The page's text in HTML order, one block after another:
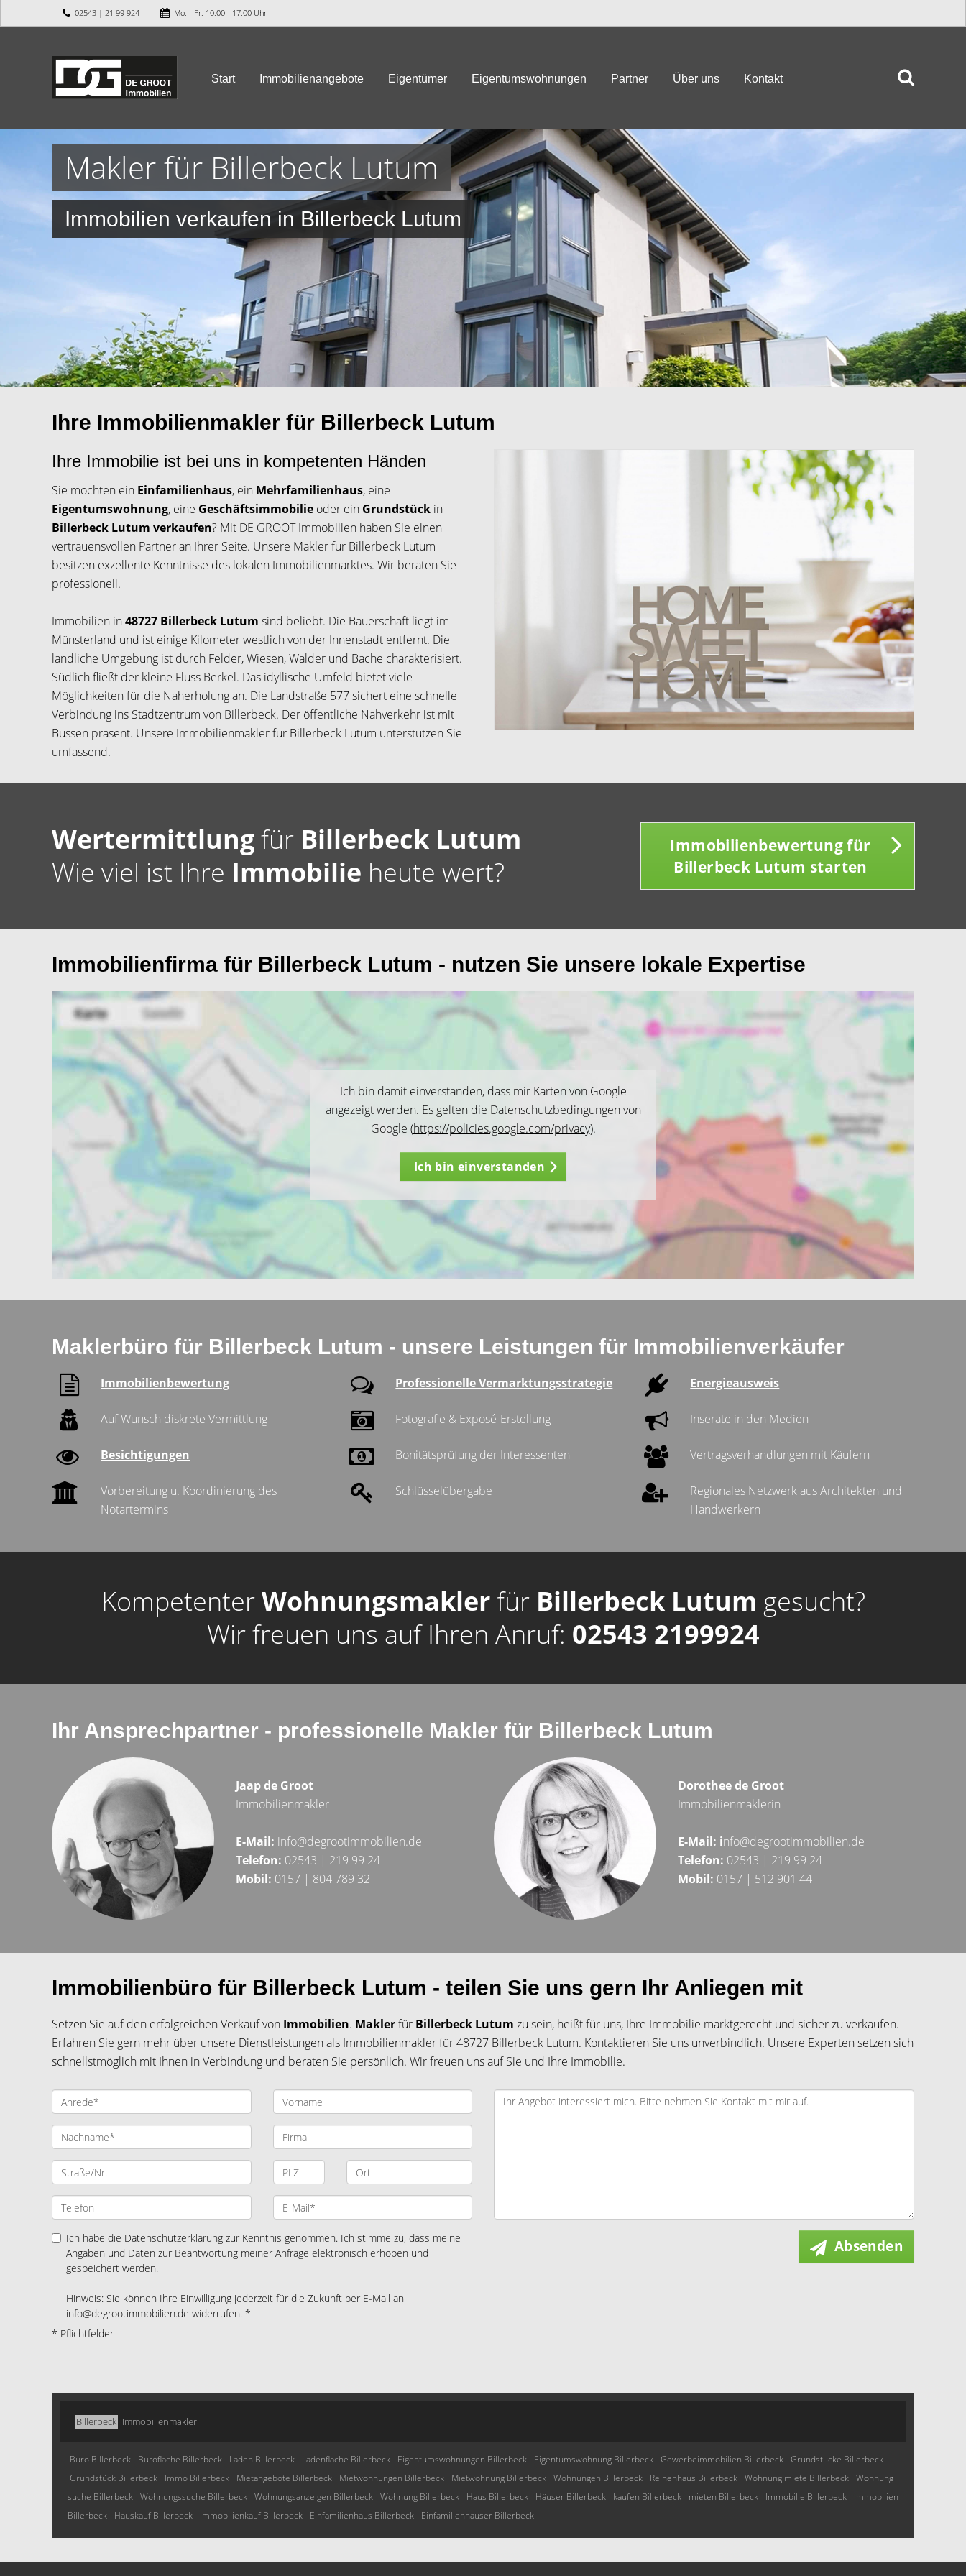
02543 | 21 99 924 Mo. - Fr. 10.00 - 17.00 Uhr
Start Immobilienangebote Eigentümer Eigentumswohnungen Partner Über uns Kontakt
Makler für Billerbeck Lutum
Immobilien verkaufen in Billerbeck Lutum
Ihre Immobilienmakler für Billerbeck Lutum
Ihre Immobilie ist bei uns in kompetenten Händen
Sie möchten ein Einfamilienhaus, ein Mehrfamilienhaus, eine
Eigentumswohnung, eine Geschäftsimmobilie oder ein Grundstück in
Billerbeck Lutum verkaufen? Mit DE GROOT Immobilien haben Sie einen
vertrauensvollen Partner an Ihrer Seite. Unsere Makler für Billerbeck Lutum
besitzen exzellente Kenntnisse des lokalen Immobilienmarktes. Wir beraten Sie
professionell.
Immobilien in48727 Billerbeck Lutum sind beliebt. Die Bauerschaft liegt im
Münsterland und ist einige Kilometer westlich von der Innenstadt entfernt. Die
ländliche Umgebung ist durch Felder, Wiesen, Wälder und Bäche charakterisiert.
Südlich fließt der kleine Fluss Berkel. Das idyllische Umfeld bietet viele
Möglichkeiten für die Naherholung an. Die Landstraße 577 sichert eine schnelle
Verbindung ins Stadtzentrum von Billerbeck. Der öffentliche Nahverkehr ist mit
Bussen präsent. Unsere Immobilienmakler für Billerbeck Lutum unterstützen Sie
umfassend.
Wertermittlungfür Billerbeck Lutum
Wie viel ist Ihre Immobilie heute wert?
Immobilienbewertung für
Billerbeck Lutum starten
Immobilienfirma für Billerbeck Lutum - nutzen Sie unsere lokale Expertise
Ich bin damit einverstanden, dass mir Karten von Google
angezeigt werden. Es gelten die Datenschutzbedingungen von
Google (https://policies.google.com/privacy).
Ich bin einverstanden
Maklerbüro für Billerbeck Lutum - unsere Leistungen für Immobilienverkäufer
Immobilienbewertung Professionelle Vermarktungsstrategie Energieausweis
Auf Wunsch diskrete Vermittlung Fotografie & Exposé-Erstellung Inserate in den Medien
Besichtigungen Bonitätsprüfung der Interessenten Vertragsverhandlungen mit Käufern
Vorbereitung u. Koordinierung des
Notartermins
Schlüsselübergabe
Regionales Netzwerk aus Architekten und
Handwerkern
KompetenterWohnungsmaklerfür Billerbeck Lutum gesucht?
Wir freuen uns auf Ihren Anruf: 02543 2199924
Ihr Ansprechpartner - professionelle Makler für Billerbeck Lutum
Jaap de Groot
Immobilienmakler
E-Mail: info@degrootimmobilien.de
Telefon: 02543 | 219 99 24
Mobil: 0157 | 804 789 32
Dorothee de Groot
Immobilienmaklerin
E-Mail: info@degrootimmobilien.de
Telefon: 02543 | 219 99 24
Mobil: 0157 | 512 901 44
Immobilienbüro für Billerbeck Lutum - teilen Sie uns gern Ihr Anliegen mit
Setzen Sie auf den erfolgreichen Verkauf von Immobilien. Maklerfür Billerbeck Lutum zu sein, heißt für uns, Ihre Immobilie marktgerecht und sicher zu verkaufen.
Erfahren Sie gern mehr über unsere Dienstleistungen als Immobilienmakler für 48727 Billerbeck Lutum. Kontaktieren Sie uns unverbindlich. Unsere Experten setzen sich
schnellstmöglich mit Ihnen in Verbindung und beraten Sie persönlich. Wir freuen uns auf Sie und Ihre Immobilie.
Ich habe die Datenschutzerklärung zur Kenntnis genommen. Ich stimme zu, dass meine
Angaben und Daten zur Beantwortung meiner Anfrage elektronisch erhoben und
gespeichert werden.
Hinweis: Sie können Ihre Einwilligung jederzeit für die Zukunft per E-Mail an
info@degrootimmobilien.de widerrufen. *
* Pflichtfelder
Absenden
Billerbeck Immobilienmakler
Büro Billerbeck Bürofläche Billerbeck Laden Billerbeck Ladenfläche Billerbeck Eigentumswohnungen Billerbeck Eigentumswohnung Billerbeck Gewerbeimmobilien Billerbeck Grundstücke Billerbeck
Grundstück Billerbeck
Immo Billerbeck Mietangebote Billerbeck Mietwohnungen Billerbeck Mietwohnung Billerbeck Wohnungen Billerbeck Reihenhaus Billerbeck Wohnung miete Billerbeck Wohnung
suche Billerbeck Wohnungssuche Billerbeck Wohnungsanzeigen Billerbeck Wohnung Billerbeck Haus Billerbeck Häuser Billerbeck kaufen Billerbeck mieten Billerbeck Immobilie Billerbeck
Immobilien
Billerbeck
Hauskauf Billerbeck Immobilienkauf Billerbeck Einfamilienhaus Billerbeck Einfamilienhäuser Billerbeck